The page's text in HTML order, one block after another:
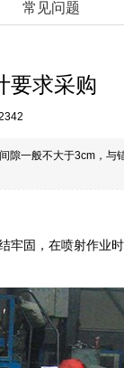
常见问题
要求采购
隙一般不大于3cm，
固，在喷射作业时